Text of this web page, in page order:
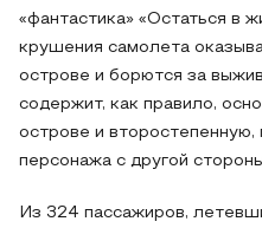
«фантастика» «Остаться в
крушения самолета
острове и борются за
содержит, как правило,
острове и
персонажа с другой
Из 324 пассажиров,